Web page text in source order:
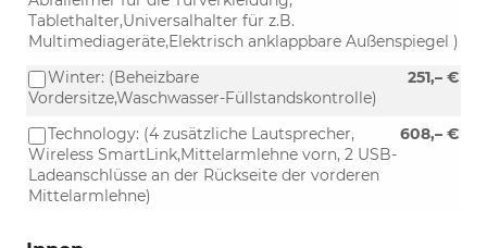
Tablethalter,Universalhalter für z.B.
Multimediageräte,Elektrisch anklappbare Außenspiegel )
251,– €
Winter: (Beheizbare
Vordersitze,Waschwasser-Füllstandskontrolle)
608,– €
Technology: (4 zusätzliche Lautsprecher,
Wireless SmartLink,Mittelarmlehne vorn, 2 USB-
Ladeanschlüsse an der Rückseite der vorderen
Mittelarmlehne)